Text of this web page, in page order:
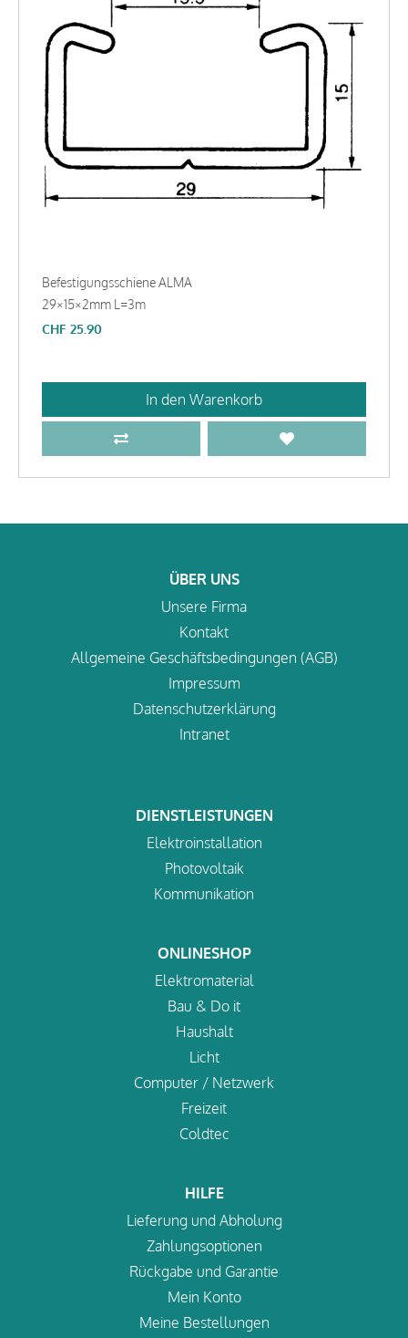
Befestigungsschiene ALMA
29×15×2mm L=3m
CHF 25.90
In den Warenkorb
ÜBER UNS
Unsere Firma
Kontakt
Allgemeine Geschäftsbedingungen (AGB)
Impressum
Datenschutzerklärung
Intranet
DIENSTLEISTUNGEN
Elektroinstallation
Photovoltaik
Kommunikation
ONLINESHOP
Elektromaterial
Bau & Do it
Haushalt
Licht
Computer / Netzwerk
Freizeit
Coldtec
HILFE
Lieferung und Abholung
Zahlungsoptionen
Rückgabe und Garantie
Mein Konto
Meine Bestellungen